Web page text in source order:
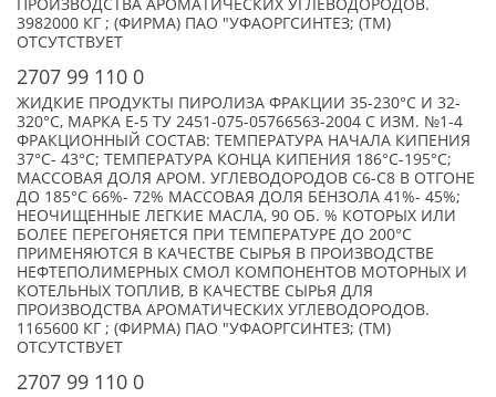
ПРОИЗВОДСТВА АРОМАТИЧЕСКИХ УГЛЕВОДОРОДОВ.
3982000 КГ ; (ФИРМА) ПАО "УФАОРГСИНТЕЗ; (TM)
ОТСУТСТВУЕТ
2707 99 110 0
ЖИДКИЕ ПРОДУКТЫ ПИРОЛИЗА ФРАКЦИИ 35-230°C И 32-
320°C, МАРКА Е-5 ТУ 2451-075-05766563-2004 С ИЗМ. №1-4
ФРАКЦИОННЫЙ СОСТАВ: ТЕМПЕРАТУРА НАЧАЛА КИПЕНИЯ
37°C- 43°C; ТЕМПЕРАТУРА КОНЦА КИПЕНИЯ 186°C-195°C;
МАССОВАЯ ДОЛЯ АРОМ. УГЛЕВОДОРОДОВ С6-С8 В ОТГОНЕ
ДО 185°C 66%- 72% МАССОВАЯ ДОЛЯ БЕНЗОЛА 41%- 45%;
НЕОЧИЩЕННЫЕ ЛЕГКИЕ МАСЛА, 90 ОБ. % КОТОРЫХ ИЛИ
БОЛЕЕ ПЕРЕГОНЯЕТСЯ ПРИ ТЕМПЕРАТУРЕ ДО 200°С
ПРИМЕНЯЮТСЯ В КАЧЕСТВЕ СЫРЬЯ В ПРОИЗВОДСТВЕ
НЕФТЕПОЛИМЕРНЫХ СМОЛ КОМПОНЕНТОВ МОТОРНЫХ И
КОТЕЛЬНЫХ ТОПЛИВ, В КАЧЕСТВЕ СЫРЬЯ ДЛЯ
ПРОИЗВОДСТВА АРОМАТИЧЕСКИХ УГЛЕВОДОРОДОВ.
1165600 КГ ; (ФИРМА) ПАО "УФАОРГСИНТЕЗ; (TM)
ОТСУТСТВУЕТ
2707 99 110 0